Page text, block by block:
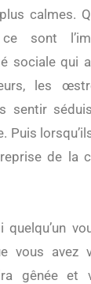
calmes.
ce sont
sociale qui
les
sentir
Puis
de la
quelqu’un
vous avez
gênée et